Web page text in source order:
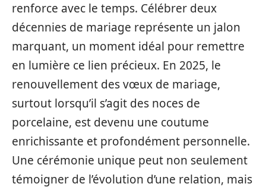
renforce avec le temps. Célébrer deux
décennies de mariage représente un jalon
marquant, un moment idéal pour remettre
en lumière ce lien précieux. En 2025, le
renouvellement des vœux de mariage,
surtout lorsqu’il s’agit des noces de
porcelaine, est devenu une coutume
enrichissante et profondément personnelle.
Une cérémonie unique peut non seulement
témoigner de l’évolution d’une relation, mais